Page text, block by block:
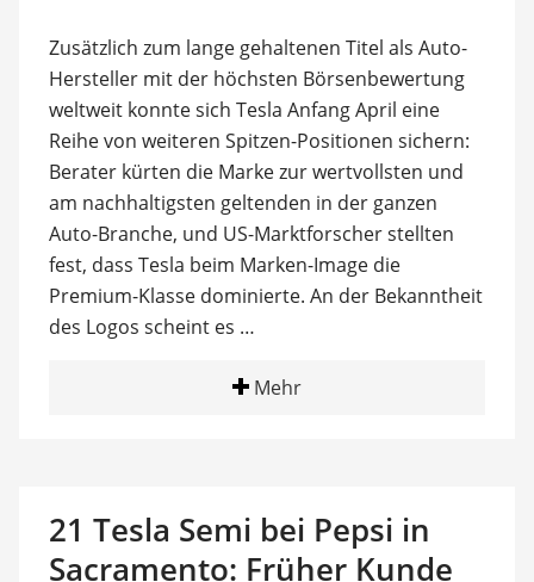
Zusätzlich zum lange gehaltenen Titel als Auto-
Hersteller mit der höchsten Börsenbewertung
weltweit konnte sich Tesla Anfang April eine
Reihe von weiteren Spitzen-Positionen sichern:
Berater kürten die Marke zur wertvollsten und
am nachhaltigsten geltenden in der ganzen
Auto-Branche, und US-Marktforscher stellten
fest, dass Tesla beim Marken-Image die
Premium-Klasse dominierte. An der Bekanntheit
des Logos scheint es …
Mehr
21 Tesla Semi bei Pepsi in
Sacramento: Früher Kunde